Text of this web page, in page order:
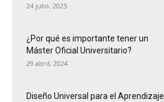
24 julio, 2025
¿Por qué es importante tener un
Máster Oficial Universitario?
29 abril, 2024
Diseño Universal para el Aprendizaje